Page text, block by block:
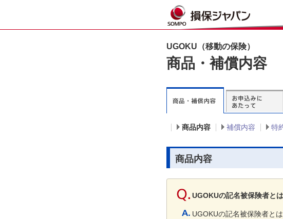
UGOKU（移動の保険）
商品・補償内容
商品内容 補償内容 特
商品内容
UGOKUの記名被保険者と
UGOKUの記名被保険者と